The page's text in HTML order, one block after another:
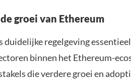
groei van Ethereum
duidelijke regelgeving
binnen het Ethereum-
die verdere groei en